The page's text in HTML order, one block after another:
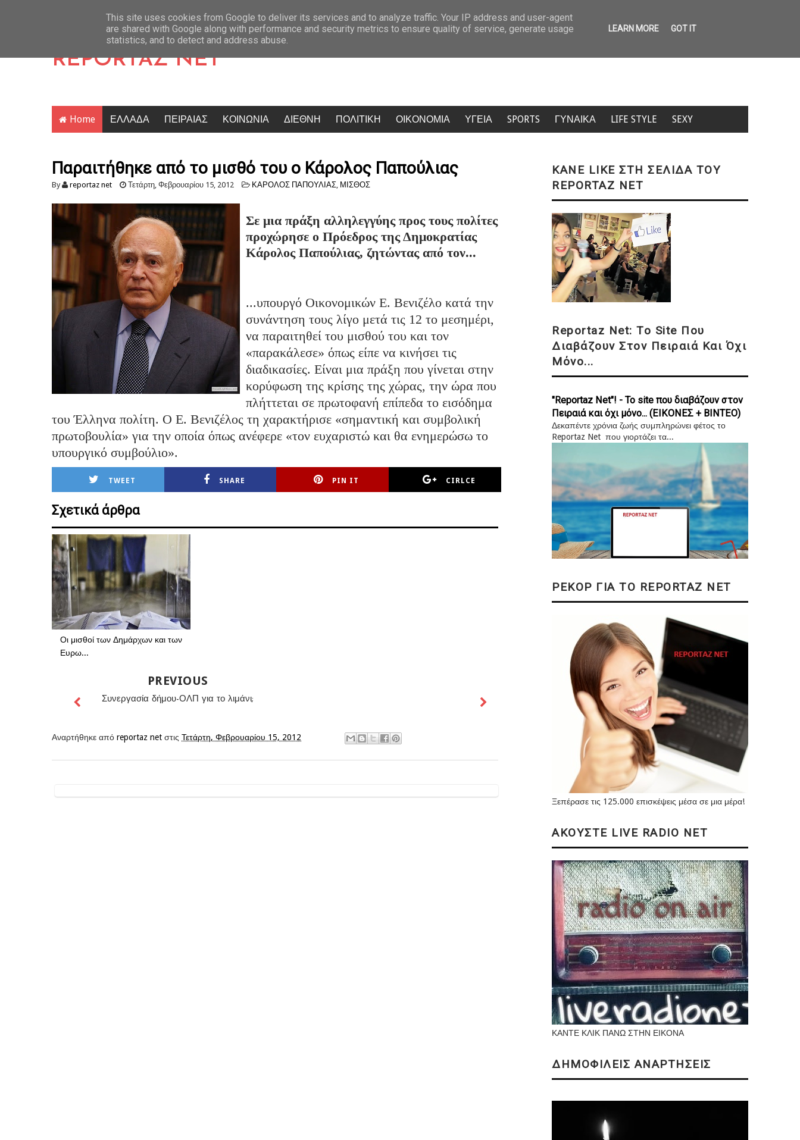
Latest News
Οριστικά στο αρχείο το σκάνδαλο των υποκλοπών – Σφοδρή επίθεση Κεσσέ, πυρά από ΠΑΣΟΚ, ΕΛΑΣ, ΣΥΡΙΖΑ και Νέα Αριστερα Σάλος στην Κρήτη: Τουρίστας ρώτησε πόσο κοστίζει ανήλικο κορίτσι – «Πόσα θέλεις;»
REPORTAZ NET
Home ΕΛΛΑΔΑ ΠΕΙΡΑΙΑΣ ΚΟΙΝΩΝΙΑ ΔΙΕΘΝΗ ΠΟΛΙΤΙΚΗ ΟΙΚΟΝΟΜΙΑ ΥΓΕΙΑ SPORTS ΓΥΝΑΙΚΑ LIFE STYLE SEXY
Παραιτήθηκε από το μισθό του ο Κάρολος Παπούλιας
By reportaz net Τετάρτη, Φεβρουαρίου 15, 2012 ΚΑΡΟΛΟΣ ΠΑΠΟΥΛΙΑΣ, ΜΙΣΘΟΣ
Σε μια πράξη αλληλεγγύης προς τους πολίτες
προχώρησε ο Πρόεδρος της Δημοκρατίας
Κάρολος Παπούλιας, ζητώντας από τον...
...υπουργό Οικονομικών Ε. Βενιζέλο κατά την
συνάντηση τους λίγο μετά τις 12 το μεσημέρι,
να παραιτηθεί του μισθού του και τον
«παρακάλεσε» όπως είπε να κινήσει τις
διαδικασίες. Είναι μια πράξη που γίνεται στην
κορύφωση της κρίσης της χώρας, την ώρα που
πλήττεται σε πρωτοφανή επίπεδα το εισόδημα
του Έλληνα πολίτη. Ο Ε. Βενιζέλος τη χαρακτήρισε «σημαντική και συμβολική
πρωτοβουλία» για την οποία όπως ανέφερε «τον ευχαριστώ και θα ενημερώσω το
υπουργικό συμβούλιο».
TWEET SHARE PIN IT CIRLCE
Σχετικά άρθρα
Οι μισθοί των Δημάρχων και των
Ευρω...
PREVIOUS
Συνεργασία δήμου-ΟΛΠ για το λιμάνι;
Αναρτήθηκε από reportaz net στις Τετάρτη, Φεβρουαρίου 15, 2012
KANE LIKE ΣΤΗ ΣΕΛΙΔΑ ΤΟΥ
REPORTAZ NET
Reportaz Net: Το Site Που
Διαβάζουν Στον Πειραιά Και Όχι
Μόνο...
"Reportaz Net"! - Το site που διαβάζουν στον
Πειραιά και όχι μόνο... (ΕΙΚΟΝΕΣ + ΒΙΝΤΕΟ)
Δεκαπέντε χρόνια ζωής συμπληρώνει φέτος το
Reportaz Net που γιορτάζει τα...
ΡΕΚΟΡ ΓΙΑ ΤΟ REPORTAZ NET
Ξεπέρασε τις 125.000 επισκέψεις μέσα σε μια μέρα!
ΑΚΟΥΣΤΕ LIVE RADIO NET
ΚΑΝΤΕ ΚΛΙΚ ΠΑΝΩ ΣΤΗΝ ΕΙΚΟΝΑ
ΔΗΜΟΦΙΛΕΙΣ ΑΝΑΡΤΗΣΕΙΣ
This site uses cookies from Google to deliver its services and to analyze traffic. Your IP address and user-agent
are shared with Google along with performance and security metrics to ensure quality of service, generate usage
statistics, and to detect and address abuse.
LEARN MORE GOT IT